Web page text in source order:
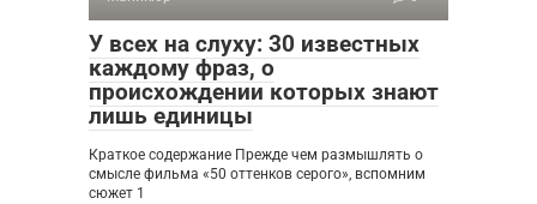
У всех на слуху: 30 известных
каждому фраз, о
происхождении которых знают
лишь единицы
Краткое содержание Прежде чем размышлять о
смысле фильма «50 оттенков серого», вспомним
сюжет 1